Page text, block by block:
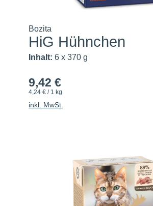
Bozita
HiG Hühnchen
Inhalt: 6 x 370 g
9,42 €
4,24 € / 1 kg
inkl. MwSt.